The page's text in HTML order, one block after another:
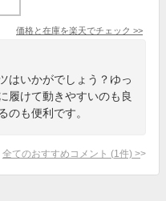
価格と在庫を楽天でチェック >>
はいかがでしょう？ゆっ
履けて動きやすいのも良
のも便利です。
全てのおすすめコメント (1 件) >